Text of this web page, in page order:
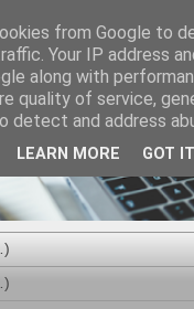
from Google to
Your IP address
along with
quality of service,
detect and address
LEARN MORE GOT IT